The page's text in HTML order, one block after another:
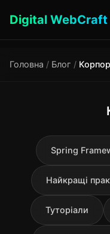
Digital WebCraft
Головна / Блог /
Spring
Найкращі
Туторіали